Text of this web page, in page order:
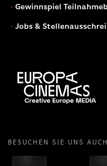
Gewinnspiel
Jobs &
BESUCHEN SIE UNS